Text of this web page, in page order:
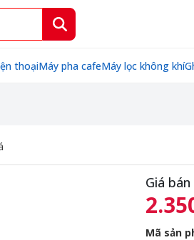
thoạiMáy pha cafeMáy lọc không khí
Giá bán
Mã sản